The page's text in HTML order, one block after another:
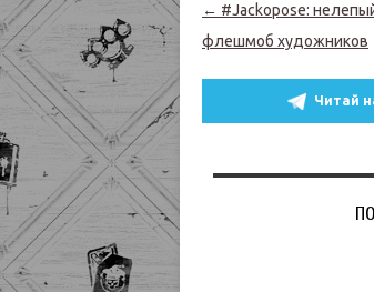
Навигация по
← #Jackopose:
флешмоб художников
Читай